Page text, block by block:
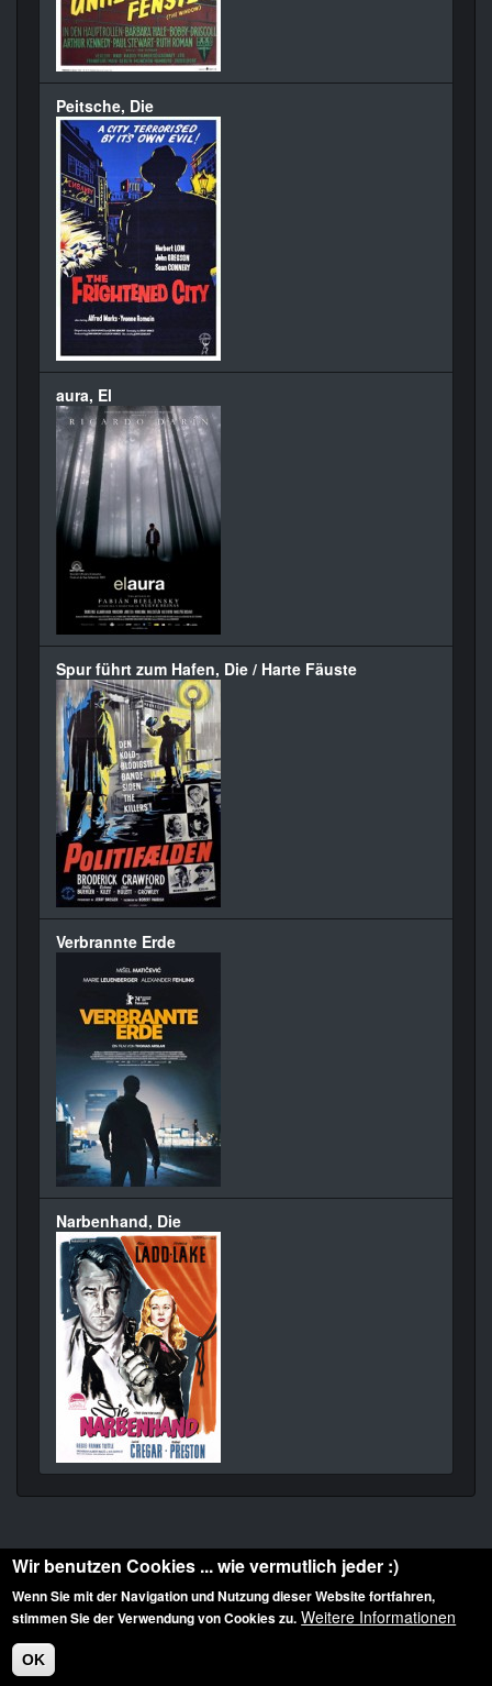
Peitsche, Die
aura, El
Spur führt zum Hafen, Die / Harte Fäuste
Verbrannte Erde
Narbenhand, Die
Diese Website ist urheberrechtlich geschützt: © 2010-2026 der Film Noir de. Alle
Rechte vorbehalten.
Wir benutzen Cookies ... wie vermutlich jeder :)
Wenn Sie mit der Navigation und Nutzung dieser Website fortfahren,
stimmen Sie der Verwendung von Cookies zu. Weitere Informationen
OK